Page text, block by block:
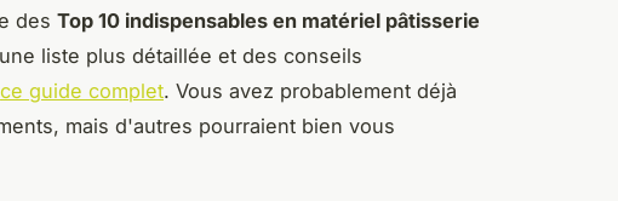
des Top 10 indispensables en matériel pâtisserie
liste plus détaillée et des conseils
ce guide complet. Vous avez probablement déjà
mais d'autres pourraient bien vous